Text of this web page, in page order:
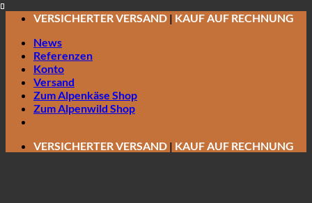
Zum
springen
VERSICHERTER VERSAND | KAUF AUF RECHNUNG
News
Referenzen
Konto
Versand
Zum Alpenkäse Shop
Zum Alpenwild Shop
VERSICHERTER VERSAND | KAUF AUF RECHNUNG